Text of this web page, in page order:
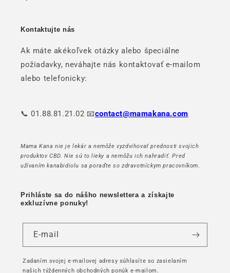
Kontaktujte nás
Ak máte akékoľvek otázky alebo špeciálne
požiadavky, neváhajte nás kontaktovať e-mailom
alebo telefonicky:
📞 01.88.81.21.02 📧contact@mamakana.com
Mama Kana nie je lekár a nemôže vyzdvihovať prednosti svojich
produktov CBD. Nie sú to lieky a nemôžu ich nahradiť. Pred
užívaním kanabidiolu sa poraďte so zdravotníckym pracovníkom.
Prihláste sa do nášho newslettera a získajte
exkluzívne ponuky!
E-mail
Zadaním svojej e-mailovej adresy súhlasíte so zasielaním
našich týždenných obchodných ponúk e-mailom.